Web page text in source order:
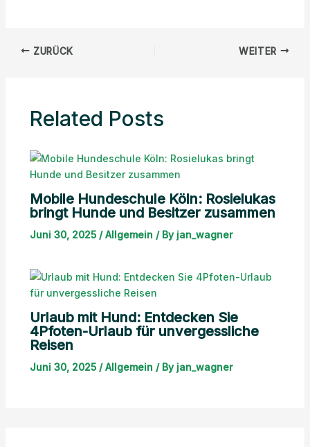
ZURÜCK WEITER
Related Posts
Mobile Hundeschule Köln: Rosielukas
bringt Hunde und Besitzer zusammen
Juni 30, 2025 /Allgemein / By jan_wagner
Urlaub mit Hund: Entdecken Sie
4Pfoten-Urlaub für unvergessliche
Reisen
Juni 30, 2025 /Allgemein / By jan_wagner